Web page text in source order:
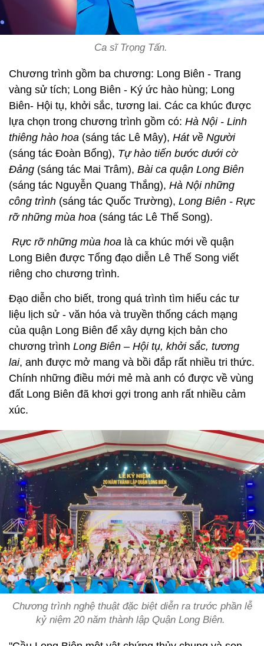
Ca sĩ Trọng Tấn.
Chương trình gồm ba chương: Long Biên - Trang
vàng sử tích; Long Biên - Ký ức hào hùng; Long
Biên- Hội tụ, khởi sắc, tương lai. Các ca khúc được
lựa chọn trong chương trình gồm có: Hà Nội - Linh
thiêng hào hoa (sáng tác Lê Mây), Hát về Người
(sáng tác Đoàn Bổng), Tự hào tiến bước dưới cờ
Đảng (sáng tác Mai Trâm), Bài ca quận Long Biên
(sáng tác Nguyễn Quang Thắng), Hà Nội những
công trình (sáng tác Quốc Trường), Long Biên - Rực
rỡ những mùa hoa (sáng tác Lê Thế Song).
Rực rỡ những mùa hoa là ca khúc mới về quận
Long Biên được Tổng đạo diễn Lê Thế Song viết
riêng cho chương trình.
Đạo diễn cho biết, trong quá trình tìm hiểu các tư
liệu lịch sử - văn hóa và truyền thống cách mạng
của quận Long Biên để xây dựng kịch bản cho
chương trình Long Biên – Hội tụ, khởi sắc, tương
lai, anh được mở mang và bồi đắp rất nhiều tri thức.
Chính những điều mới mẻ mà anh có được về vùng
đất Long Biên đã khơi gợi trong anh rất nhiều cảm
xúc.
Chương trình nghệ thuật đặc biệt diễn ra trước phần lễ
kỷ niệm 20 năm thành lập Quận Long Biên.